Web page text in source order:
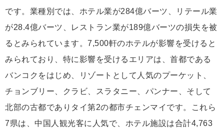
です。業種別では、ホテル業が284億バーツ、リテール業
が28.4億バーツ、レストラン業が189億バーツの損失を被
るとみられています。7,500軒のホテルが影響を受けると
みられており、特に影響を受けるエリアは、首都である
バンコクをはじめ、リゾートとして人気のプーケット、
チョンブリー、クラビ、スラタニー、パンナー、そして
北部の古都でありタイ第2の都市チェンマイです。これら
7県は、中国人観光客に人気で、ホテル施設は合計4,763